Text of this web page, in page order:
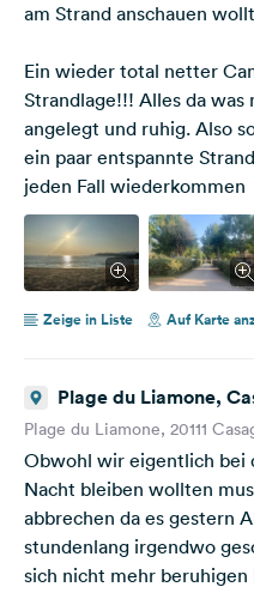
am Strand anschauen
Ein wieder total netter
Strandlage!!! Alles da
angelegt und ruhig. Also
ein paar entspannte
jeden Fall wiederkommen
Zeige in Liste Auf Karte
Plage du Liamone,
Plage du Liamone, 20111
Obwohl wir eigentlich bei
Nacht bleiben wollten
abbrechen da es gestern
stundenlang irgendwo
sich nicht mehr beruhigen